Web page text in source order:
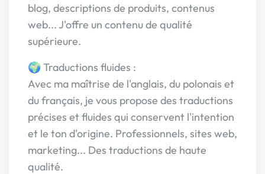
blog, descriptions de produits, contenus
web... J'offre un contenu de qualité
supérieure.
🌍 Traductions fluides :
Avec ma maîtrise de l'anglais, du polonais et
du français, je vous propose des traductions
précises et fluides qui conservent l'intention
et le ton d'origine. Professionnels, sites web,
marketing... Des traductions de haute
qualité.